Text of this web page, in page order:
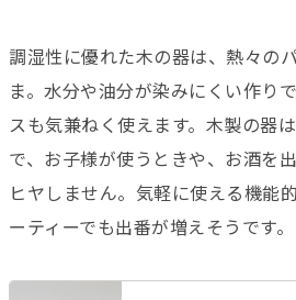
調湿性に優れた木の器は、熱々の
ま。水分や油分が染みにくい作り
スも気兼ねく使えます。木製の器
で、お子様が使うときや、お酒を
ヒヤしません。気軽に使える機能
ーティーでも出番が増えそうです。